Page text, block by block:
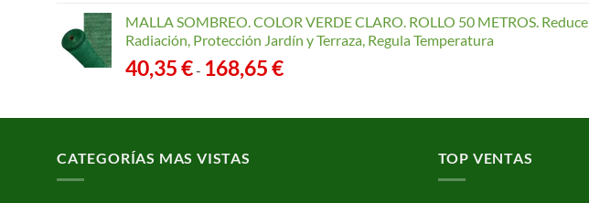
MALLA SOMBREO. COLOR VERDE CLARO. ROLLO 50 METROS. Reduce
Radiación, Protección Jardín y Terraza, Regula Temperatura
40,35€- 168,65€Rango
desde
CATEGORÍAS MAS VISTAS TOP VENTAS